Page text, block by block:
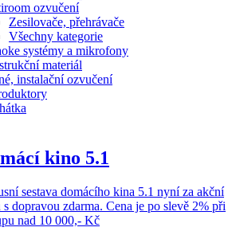
ozvučení
Zesilovače, přehrávače
Všechny kategorie
systémy a mikrofony
materiál
instalační ozvučení
kino 5.1
sestava domácího kina 5.1 nyní za akční
s dopravou zdarma. Cena je po slevě 2% při
nad 10 000,- Kč